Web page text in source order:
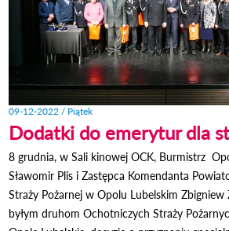
09-12-2022 / Piątek
Dodatki do emerytur dla
8 grudnia, w Sali kinowej OCK, Burmistrz
Sławomir Plis i Zastępca Komendanta
Straży Pożarnej w Opolu Lubelskim Zbigniew
byłym druhom Ochotniczych Straży